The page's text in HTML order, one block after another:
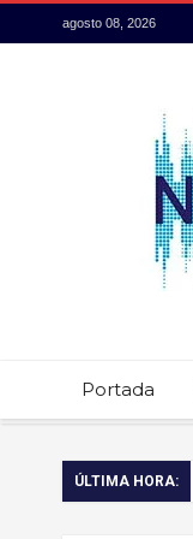
agosto 08, 2026
Portada
ÚLTIMA HORA: